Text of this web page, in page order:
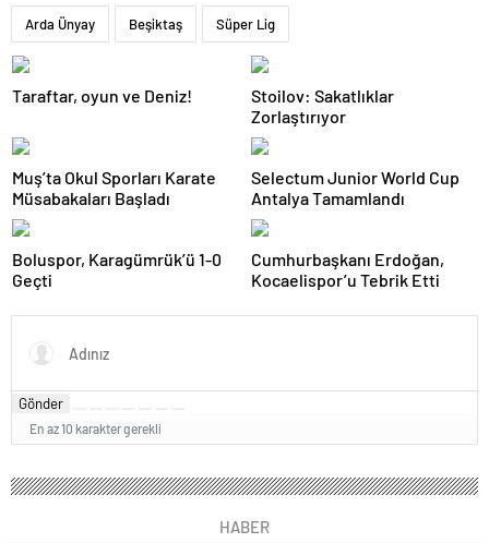
Arda Ünyay Beşiktaş Süper Lig
Taraftar, oyun ve Deniz!
Stoilov: Sakatlıklar
Zorlaştırıyor
Muş’ta Okul Sporları Karate
Müsabakaları Başladı
Selectum Junior World Cup
Antalya Tamamlandı
Boluspor, Karagümrük’ü 1-0
Geçti
Cumhurbaşkanı Erdoğan,
Kocaelispor’u Tebrik Etti
Gönder
En az 10 karakter gerekli
HABER